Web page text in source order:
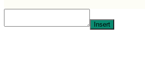
Insert